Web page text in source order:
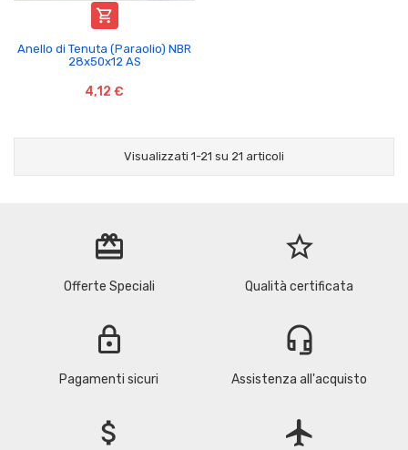

Anello di Tenuta (Paraolio) NBR
28x50x12 AS
4,12 €
Visualizzati 1-21 su 21 articoli
redeem
Offerte Speciali
star_border
Qualità certificata
lock
Pagamenti sicuri
headset_mic
Assistenza all'acquisto
attach_money flight